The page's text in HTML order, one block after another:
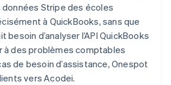
Stripe des écoles
à QuickBooks, sans que
besoin d’analyser l’API QuickBooks
à des problèmes comptables
de besoin d’assistance, Onespot
vers Acodei.